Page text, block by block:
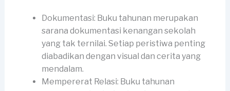
Dokumentasi: Buku tahunan merupakan
sarana dokumentasi kenangan sekolah
yang tak ternilai. Setiap peristiwa penting
diabadikan dengan visual dan cerita yang
mendalam.
Mempererat Relasi: Buku tahunan